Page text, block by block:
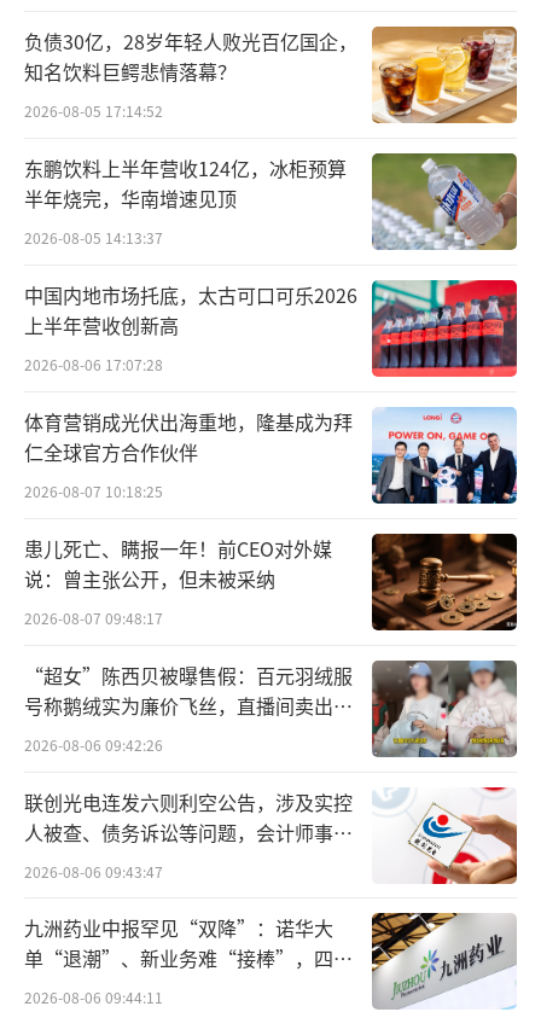
产业布局诉求。
2024年，又以1000万元认缴共青城建木创
投，仍处于谨慎观望阶段。
2025年，公司开启对产业基金批量布局模
式。当年3月至8月，分别参与宁波甬元稳仲创
投、嘉兴恩毅股权基金、天津鼎汇二号股权基
金。另外，配套布局德州两仪幂方健康、惠每
健康海河基金，加速切入高壁垒医疗赛道。
2026年3月，公司以自有资金1320万元认
缴设立北京荣泰众擎股权投资基金，通过被投
资企业开展股权投资，兼顾产业协同与资本增
值。
7月7日，公司公告披露，计划与凯恩资
本、上海飞科投资共同设立飞科荣泰投资基金
（苏州）（暂定名），整体认缴出资额5亿元。
其中，荣泰健康计划出资2.495亿元，出资
认缴出资49.90%和0.20%。
根据公告，上述投资基金，主要投向先进
制造、高端装备、智能硬件等战略新兴领域，
特别是优先支持智能制造技术协同的硬科技项
目，有望与公司自身按摩椅主业形成协同。
负债30亿，28岁年轻人败光百亿国企，
知名饮料巨鳄悲情落幕？
2026-08-05 17:14:52
东鹏饮料上半年营收124亿，冰柜预算
半年烧完，华南增速见顶
2026-08-05 14:13:37
中国内地市场托底，太古可口可乐2026
上半年营收创新高
2026-08-06 17:07:28
体育营销成光伏出海重地，隆基成为拜
仁全球官方合作伙伴
2026-08-07 10:18:25
患儿死亡、瞒报一年！前CEO对外媒
说：曾主张公开，但未被采纳
2026-08-07 09:48:17
“超女”陈西贝被曝售假：百元羽绒服
号称鹅绒实为廉价飞丝，直播间卖出超
百万元
2026-08-06 09:42:26
联创光电连发六则利空公告，涉及实控
人被查、债务诉讼等问题，会计师事务
所曾出具“保留意见”
2026-08-06 09:43:47
九洲药业中报罕见“双降”：诺华大
单“退潮”、新业务难“接棒”，四大
难关待闯
2026-08-06 09:44:11